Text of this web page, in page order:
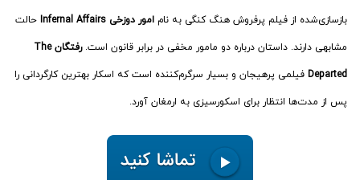
بازسازی‌شده از فیلم پرفروش هنگ‌ کنگی به نام امور دوزخی Infernal Affairs حالت
مشابهی دارند. داستان درباره دو مامور مخفی در برابر قانون است.رفتگان The
Departed فیلمی پرهیجان و بسیار سرگرم‌کننده است که اسکار بهترین کارگردانی را
پس از مدت‌ها انتظار برای اسکورسیزی به ارمغان آورد.